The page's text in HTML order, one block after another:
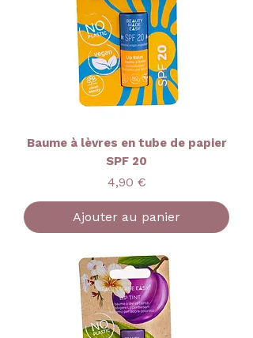
Baume à lèvres en tube de papier
SPF 20
Prix
4,90 €
Ajouter au panier